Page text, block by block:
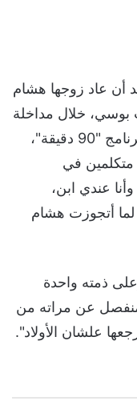
أن عاد زوجها هشام
بوسي، خلال مداخلة
هاتفية مع الإعلامية بسمة وهبة في برنامج "90 دقيقة"،
في
عندي ابن،
لما أتجوزت هشام
ذمته واحدة
عن مراته من
علشان الأولاد".